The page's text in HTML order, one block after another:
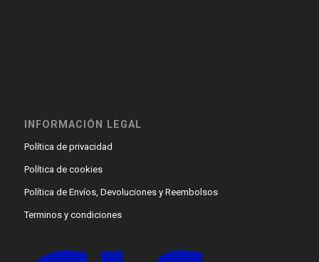
INFORMACIÓN LEGAL
Política de privacidad
Política de cookies
Política de Envíos, Devoluciones y Reembolsos
Terminos y condiciones